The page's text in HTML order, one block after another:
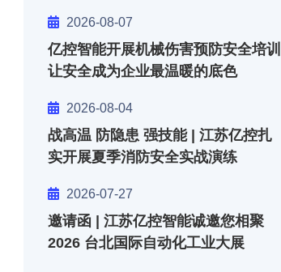
2026-08-07
亿控智能开展机械伤害预防安全培训
让安全成为企业最温暖的底色
2026-08-04
战高温 防隐患 强技能 | 江苏亿控扎
实开展夏季消防安全实战演练
2026-07-27
邀请函 | 江苏亿控智能诚邀您相聚
2026 台北国际自动化工业大展